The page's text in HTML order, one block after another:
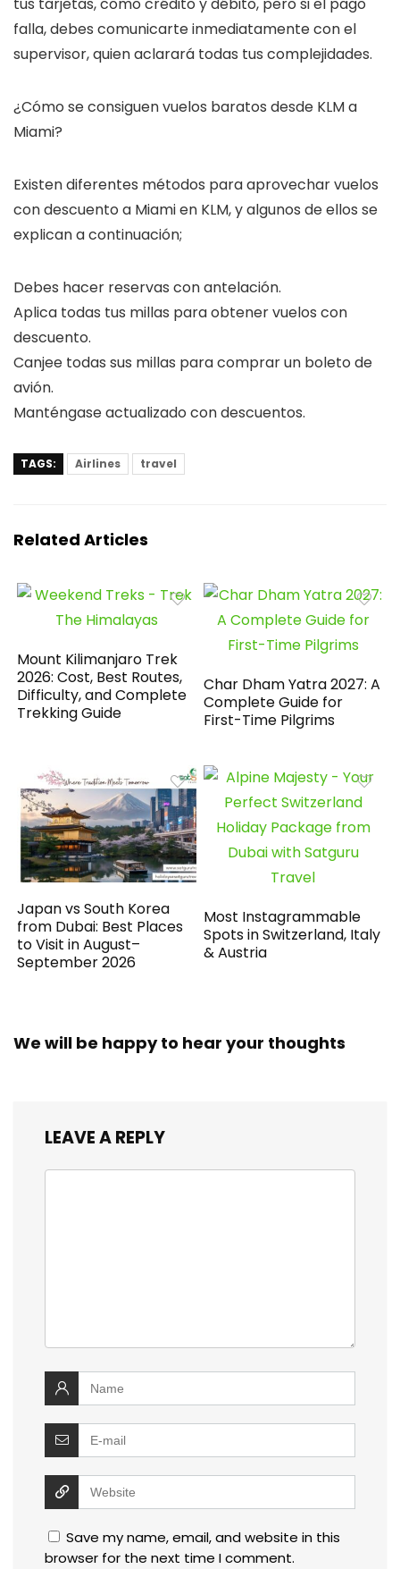
falla, debes comunicarte inmediatamente con el
supervisor, quien aclarará todas tus complejidades.
¿Cómo se consiguen vuelos baratos desde KLM a
Miami?
Existen diferentes métodos para aprovechar vuelos
con descuento a Miami en KLM, y algunos de ellos se
explican a continuación;
Debes hacer reservas con antelación.
Aplica todas tus millas para obtener vuelos con
descuento.
Canjee todas sus millas para comprar un boleto de
avión.
Manténgase actualizado con descuentos.
TAGS: Airlines travel
Related Articles
Mount Kilimanjaro Trek
2026: Cost, Best Routes,
Difficulty, and Complete
Trekking Guide
Char Dham Yatra 2027: A
Complete Guide for
First-Time Pilgrims
Japan vs South Korea
from Dubai: Best Places
to Visit in August–
September 2026
Most Instagrammable
Spots in Switzerland, Italy
& Austria
We will be happy to hear your thoughts
LEAVE A REPLY
Save my name, email, and website in this
browser for the next time I comment.